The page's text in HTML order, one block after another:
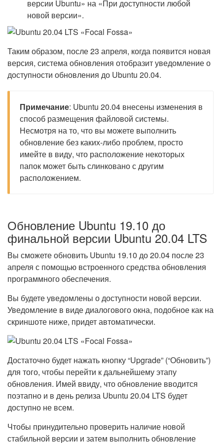
версии Ubuntu» на «При доступности любой
новой версии».
Таким образом, после 23 апреля, когда появится новая
версия, система обновления отобразит уведомление о
доступности обновления до Ubuntu 20.04.
Примечание: Ubuntu 20.04 внесены изменения в
способ размещения файловой системы.
Несмотря на то, что вы можете выполнить
обновление без каких-либо проблем, просто
имейте в виду, что расположение некоторых
папок может быть слинковано с другим
расположением.
Обновление Ubuntu 19.10 до
финальной версии Ubuntu 20.04 LTS
Вы сможете обновить Ubuntu 19.10 до 20.04 после 23
апреля с помощью встроенного средства обновления
программного обеспечения.
Вы будете уведомлены о доступности новой версии.
Уведомление в виде диалогового окна, подобное как на
скриншоте ниже, придет автоматически.
Достаточно будет нажать кнопку “Upgrade” (“Обновить”)
для того, чтобы перейти к дальнейшему этапу
обновления. Имей ввиду, что обновление вводится
поэтапно и в день релиза Ubuntu 20.04 LTS будет
доступно не всем.
Чтобы принудительно проверить наличие новой
стабильной версии и затем выполнить обновление